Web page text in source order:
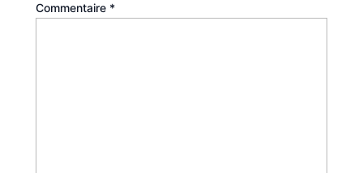
Commentaire *